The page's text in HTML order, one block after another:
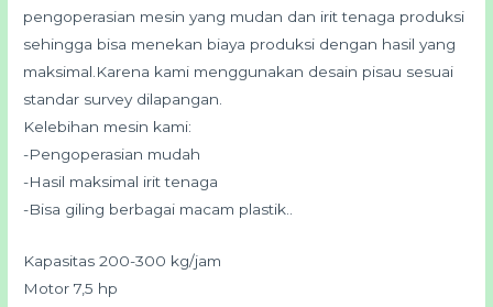
pengoperasian mesin yang mudan dan irit tenaga produksi
sehingga bisa menekan biaya produksi dengan hasil yang
maksimal.Karena kami menggunakan desain pisau sesuai
standar survey dilapangan.
Kelebihan mesin kami:
-Pengoperasian mudah
-Hasil maksimal irit tenaga
-Bisa giling berbagai macam plastik..
Kapasitas 200-300 kg/jam
Motor 7,5 hp